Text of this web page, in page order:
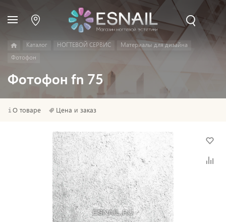
Каталог НОГТЕВОЙ СЕРВИС
Материалы для дизайна
Фотофон
Фотофон fn 75
О товаре Цена и заказ